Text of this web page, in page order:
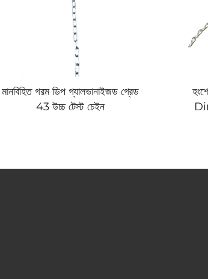
মানবিহিত গরম ডিপ গ্যালভানাইজড গ্রেড
43 উচ্চ টেস্ট চেইন